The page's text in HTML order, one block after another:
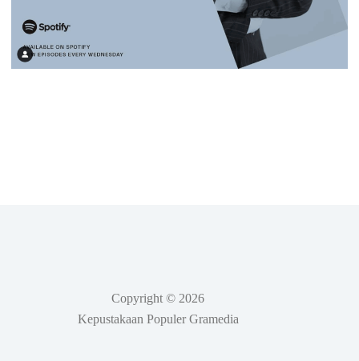
Copyright © 2026
Kepustakaan Populer Gramedia